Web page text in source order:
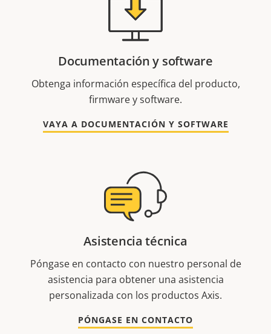
Documentación y software
Obtenga información específica del producto,
firmware y software.
VAYA A DOCUMENTACIÓN Y SOFTWARE
Asistencia técnica
Póngase en contacto con nuestro personal de
asistencia para obtener una asistencia
personalizada con los productos Axis.
PÓNGASE EN CONTACTO